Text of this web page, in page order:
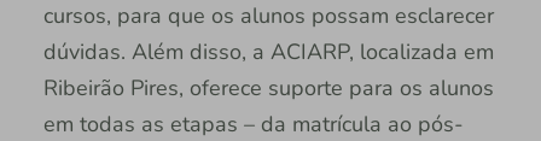
cursos, para que os alunos possam esclarecer
dúvidas. Além disso, a ACIARP, localizada em
Ribeirão Pires, oferece suporte para os alunos
em todas as etapas – da matrícula ao pós-